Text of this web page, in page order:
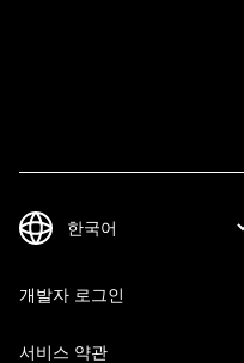
개발자 로그인
서비스 약관